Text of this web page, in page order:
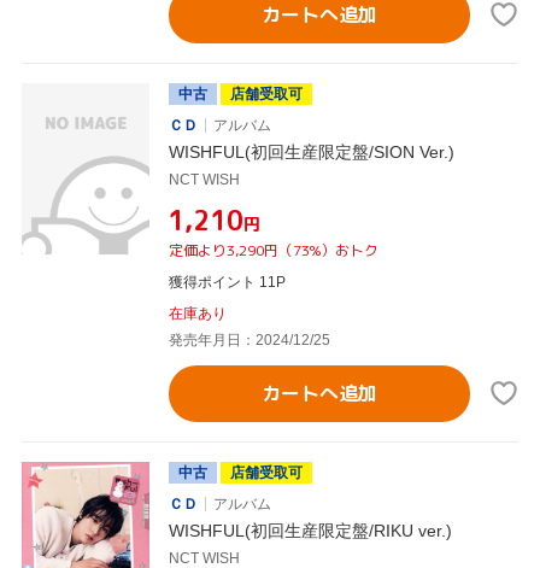
カートへ追加
中古
店舗受取可
ＣＤ
アルバム
WISHFUL(初回生産限定盤/SION Ver.)
NCT WISH
¥1,210円
定価より3,290円（73%）おトク
獲得ポイント 11P
在庫あり
発売年月日：2024/12/25
カートへ追加
中古
店舗受取可
ＣＤ
アルバム
WISHFUL(初回生産限定盤/RIKU ver.)
NCT WISH